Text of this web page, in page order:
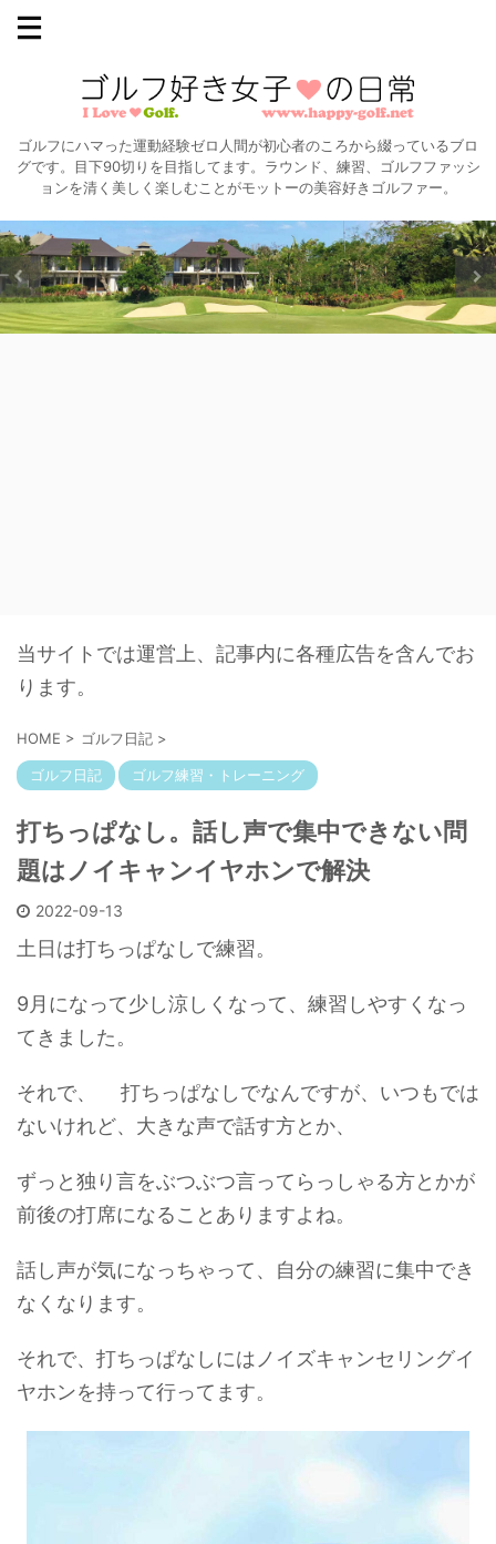
ゴルフにハマった運動経験ゼロ人間が初心者のころから綴っているブロ
グです。目下90切りを目指してます。ラウンド、練習、ゴルフファッシ
ョンを清く美しく楽しむことがモットーの美容好きゴルファー。
当サイトでは運営上、記事内に各種広告を含んでお
ります。
HOME > ゴルフ日記 >
ゴルフ日記 ゴルフ練習・トレーニング
打ちっぱなし。話し声で集中できない問
題はノイキャンイヤホンで解決
2022-09-13
土日は打ちっぱなしで練習。
9月になって少し涼しくなって、練習しやすくなっ
てきました。
それで、 打ちっぱなしでなんですが、いつもでは
ないけれど、大きな声で話す方とか、
ずっと独り言をぶつぶつ言ってらっしゃる方とかが
前後の打席になることありますよね。
話し声が気になっちゃって、自分の練習に集中でき
なくなります。
それで、打ちっぱなしにはノイズキャンセリングイ
ヤホンを持って行ってます。